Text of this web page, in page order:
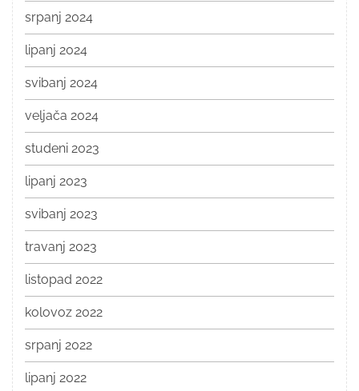
srpanj 2024
lipanj 2024
svibanj 2024
veljača 2024
studeni 2023
lipanj 2023
svibanj 2023
travanj 2023
listopad 2022
kolovoz 2022
srpanj 2022
lipanj 2022